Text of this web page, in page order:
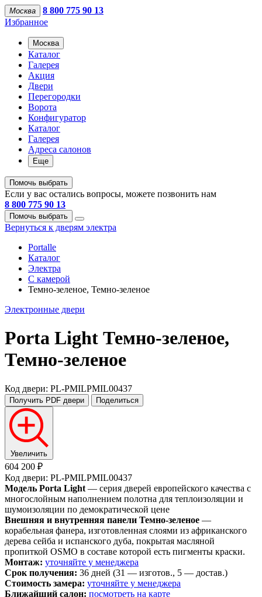
Москва
8 800 775 90 13
Избранное
Москва
Каталог
Галерея
Акция
Двери
Перегородки
Ворота
Конфигуратор
Каталог
Галерея
Адреса салонов
Еще
Помочь выбрать
Если у вас остались вопросы, можете позвонить нам
8 800 775 90 13
Помочь выбрать
Вернуться к дверям электра
Portalle
Каталог
Электра
С камерой
Темно-зеленое, Темно-зеленое
Электронные двери
Porta Light Темно-зеленое,
Темно-зеленое
Код двери: PL-PMILPMIL00437
Получить PDF двери Поделиться
Увеличить
604 200 ₽
Код двери: PL-PMILPMIL00437
Модель Porta Light — серия дверей европейского качества с
многослойным наполнением полотна для теплоизоляции и
шумоизоляции по демократической цене
Внешняя и внутренняя панели Темно-зеленое —
корабельная фанера, изготовленная слоями из африканского
дерева сейба и испанского дуба, покрытая масляной
пропиткой OSMO в составе которой есть пигменты краски.
Монтаж: уточняйте у менеджера
Срок получения: 36 дней (31 — изготов., 5 — достав.)
Стоимость замера: уточняйте у менеджера
Ближайший салон: посмотреть на карте